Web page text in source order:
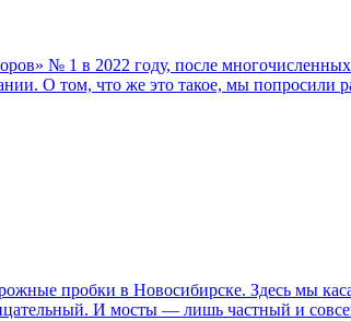
№ 1 в 2022 году, после
О том, что же это такое, мы попросили
пробки в Новосибирске. Здесь мы
И мосты — лишь частный и